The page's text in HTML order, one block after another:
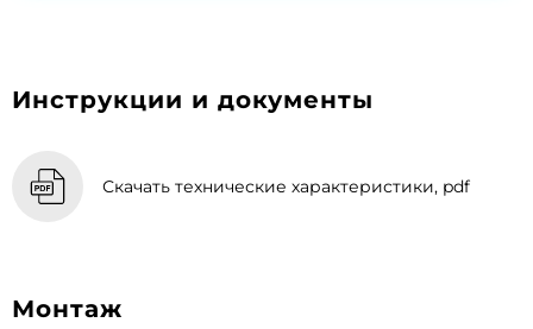
Инструкции и документы
Скачать технические характеристики, pdf
Монтаж